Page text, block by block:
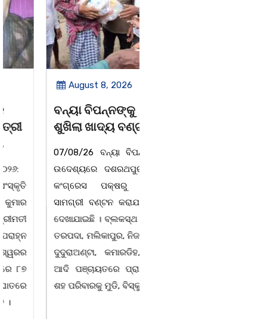
August 8, 2026
ବନ୍ୟା ବିପନ୍ନଙ୍କୁ
ଶୁଖିଲା ଖାଦ୍ୟ ବଣ୍ଟନ
07/08/26 ବନ୍ୟା ବିପନ୍ନଙ୍କ
ଉଦେଶ୍ୟରେ ଦଶରଥପୁର ଯୁବ
କଂଗ୍ରେସ ପକ୍ଷରୁ ରିଲିଫ
ସାମଗ୍ରୀ ବଣ୍ଟନ କରାଯାଇଥିବା
ଦେଖାଯାଇଛି । ବ୍ଲକସ୍ଥ କସପା,
ତରପଦା, ମଲିକାପୁର, ନିଜାମପୁର,
ଦୁଦୁରାଅଣ୍ଟା, କମାରଡିହ, କୟାଁ
ଆଦି ପଞ୍ଚାୟତରେ ପ୍ରାୟ ୧୫
ଶହ ପରିବାରକୁ ମୁଡି, ବିସ୍କୁଟ,